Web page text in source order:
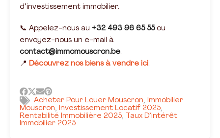
d’investissement immobilier.
📞 Appelez-nous au +32 493 96 65 55ou
envoyez-nous un e-mail à
contact@immomouscron.be.
📍 Découvrez nos biens à vendre ici.
Acheter Pour Louer Mouscron, Immobilier
Mouscron, Investissement Locatif 2025,
Rentabilité Immobilière 2025,
Taux D’intérêt
Immobilier 2025